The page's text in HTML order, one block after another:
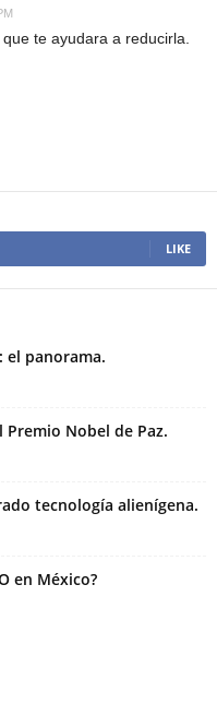
te ayudara a reducirla.
LIKE
el panorama.
Nobel de Paz.
tecnología alienígena.
en México?